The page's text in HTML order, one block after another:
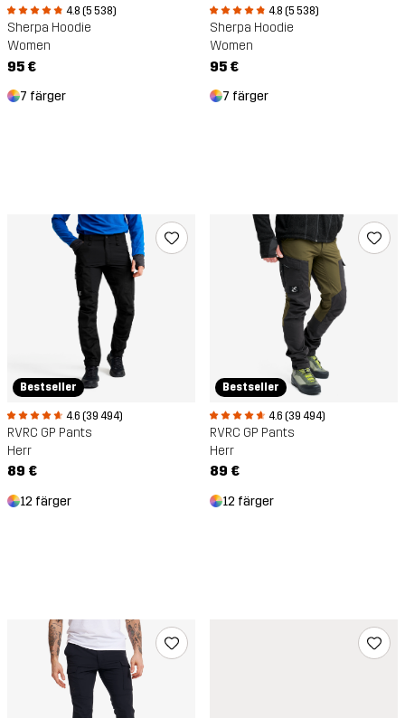
4.8 (5 538)
Sherpa Hoodie
Women
95 €
7 färger
4.8 (5 538)
Sherpa Hoodie
Women
95 €
7 färger
Bestseller
4.6 (39 494)
RVRC GP Pants
Herr
89 €
12 färger
Bestseller
4.6 (39 494)
RVRC GP Pants
Herr
89 €
12 färger